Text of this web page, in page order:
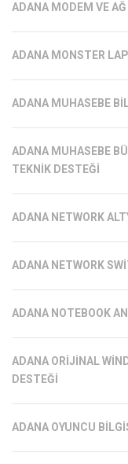
ADANA MODEM VE
ADANA MONSTER
ADANA MUHASEBE
ADANA MUHASEBE
TEKNIK DESTEĞI
ADANA NETWORK
ADANA NETWORK
ADANA NOTEBOOK
ADANA ORIJINAL
DESTEĞI
ADANA OYUNCU